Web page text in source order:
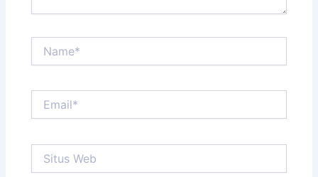
Web